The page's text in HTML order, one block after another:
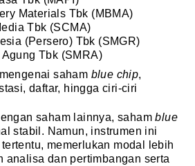
Materials Tbk (MBMA)
Tbk (SCMA)
(Persero) Tbk (SMGR)
Tbk (SMRA)
saham blue chip,
daftar, hingga ciri-ciri
saham lainnya, sahamblue
stabil. Namun, instrumen ini
memerlukan modal lebih
analisa dan pertimbangan serta